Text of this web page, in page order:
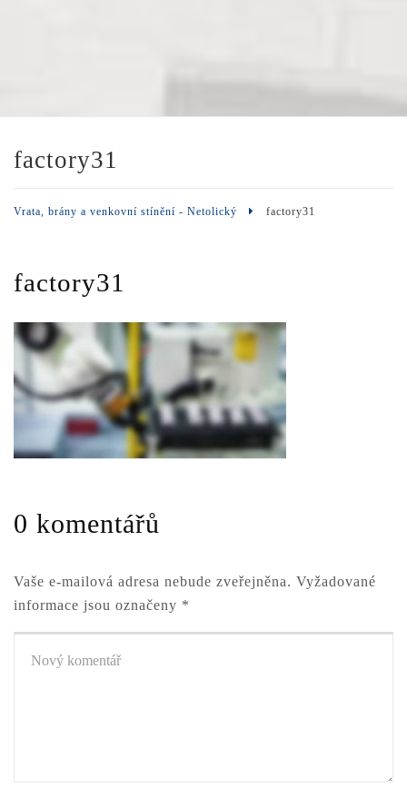
factory31
Vrata, brány a venkovní stínění - Netolický factory31
factory31
0 komentářů
Vaše e-mailová adresa nebude zveřejněna. Vyžadované
informace jsou označeny *
komentář*